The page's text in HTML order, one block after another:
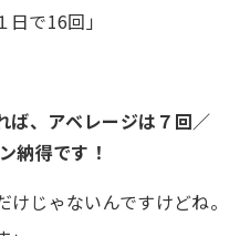
で16回」
ば、アベレージは７回／
納得です！
けじゃないんですけどね。